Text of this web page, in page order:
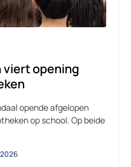
viert opening
opende afgelopen
op school. Op beide